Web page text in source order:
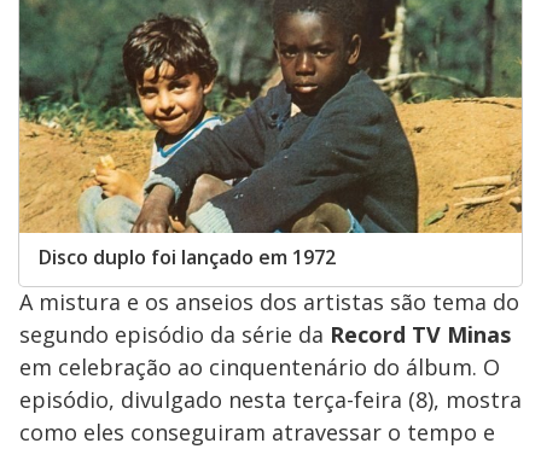
V
i
d
e
o
M
d
Disco duplo foi lançado em 1972
A mistura e os anseios dos artistas são tema do
segundo episódio da série da Record TV Minas
em celebração ao cinquentenário do álbum. O
episódio, divulgado nesta terça-feira (8), mostra
como eles conseguiram atravessar o tempo e